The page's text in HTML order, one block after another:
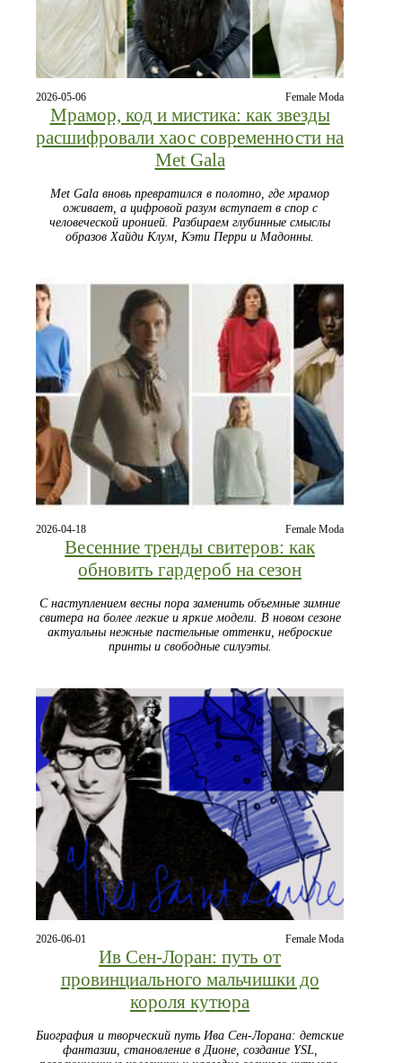
2026-05-06 Female Moda
Мрамор, код и мистика: как звезды
расшифровали хаос современности на
Met Gala
Met Gala вновь превратился в полотно, где мрамор
оживает, а цифровой разум вступает в спор с
человеческой иронией. Разбираем глубинные смыслы
образов Хайди Клум, Кэти Перри и Мадонны.
2026-04-18 Female Moda
Весенние тренды свитеров: как
обновить гардероб на сезон
С наступлением весны пора заменить объемные зимние
свитера на более легкие и яркие модели. В новом сезоне
актуальны нежные пастельные оттенки, неброские
принты и свободные силуэты.
2026-06-01 Female Moda
Ив Сен-Лоран: путь от
провинциального мальчишки до
короля кутюра
Биография и творческий путь Ива Сен-Лорана: детские
фантазии, становление в Дионе, создание YSL,